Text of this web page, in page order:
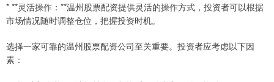
* **灵活操作：**温州股票配资提供灵活的操作方式，投资者可以根据
市场情况随时调整仓位，把握投资时机。
选择一家可靠的温州股票配资公司至关重要。投资者应考虑以下因
素：